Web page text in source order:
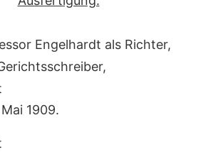
Engelhardt als Richter,
1909.